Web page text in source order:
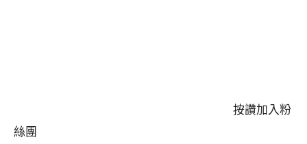
按讚加入粉
絲團